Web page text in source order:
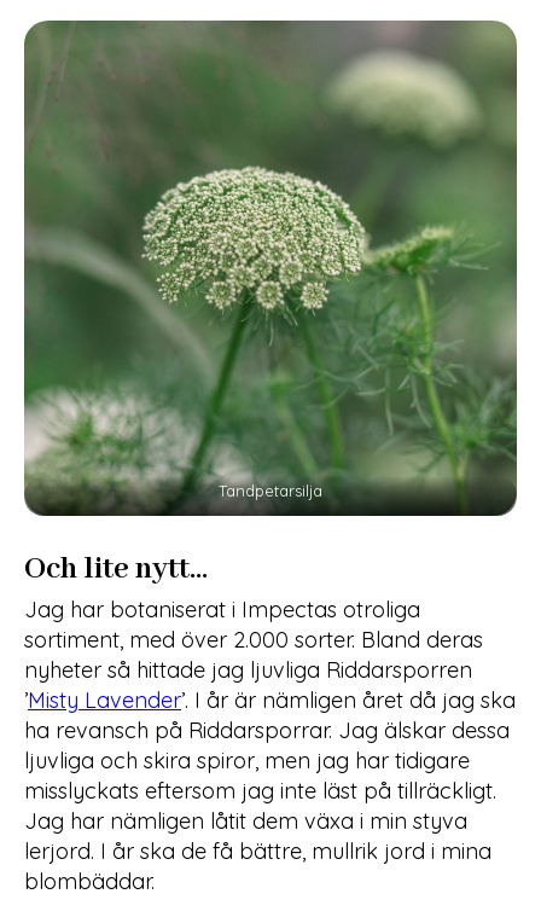
Tandpetarsilja
Och lite nytt…
Jag har botaniserat i Impectas otroliga
sortiment, med över 2.000 sorter. Bland deras
nyheter så hittade jag ljuvliga Riddarsporren
’Misty Lavender’. I år är nämligen året då jag ska
ha revansch på Riddarsporrar. Jag älskar dessa
ljuvliga och skira spiror, men jag har tidigare
misslyckats eftersom jag inte läst på tillräckligt.
Jag har nämligen låtit dem växa i min styva
lerjord. I år ska de få bättre, mullrik jord i mina
blombäddar.